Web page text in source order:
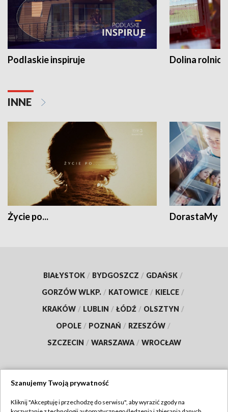
Podlaskie inspiruje Dolina
INNE
Życie po... DorastaMy
BIAŁYSTOK / BYDGOSZCZ / GDAŃSK /
GORZÓW WLKP. / KATOWICE / KIELCE /
KRAKÓW / LUBLIN / ŁÓDŹ / OLSZTYN /
OPOLE / POZNAŃ / RZESZÓW /
SZCZECIN / WARSZAWA / WROCŁAW
Szanujemy Twoją prywatność
Kliknij "Akceptuję i przechodzę do serwisu", aby wyrazić zgody na